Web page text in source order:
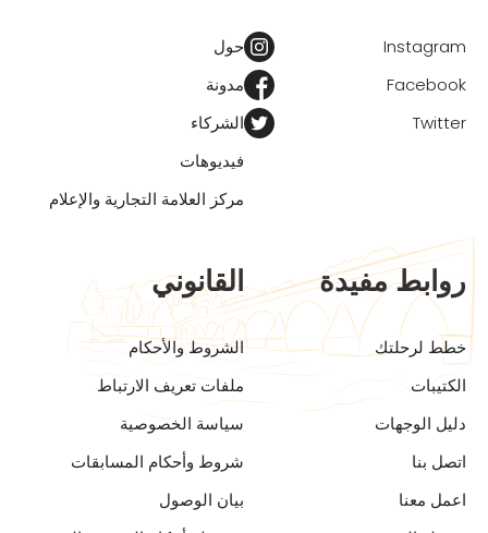
Instagram
Facebook
Twitter
حول
مدونة
الشركاء
فيديوهات
مركز العلامة التجارية والإعلام
روابط مفيدة
خطط لرحلتك
الكتيبات
دليل الوجهات
اتصل بنا
اعمل معنا
القانوني
الشروط والأحكام
ملفات تعريف الارتباط
سياسة الخصوصية
شروط وأحكام المسابقات
بيان الوصول